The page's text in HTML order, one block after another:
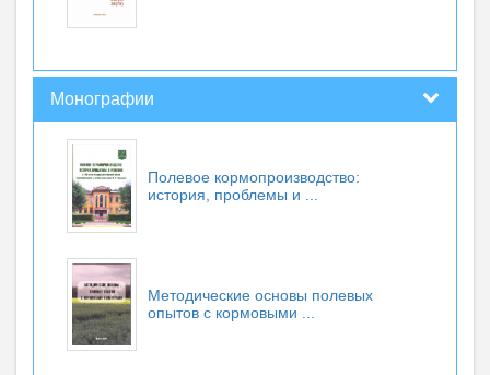
Монографии
Полевое кормопроизводство:
история, проблемы и ...
Методические основы полевых
опытов с кормовыми ...